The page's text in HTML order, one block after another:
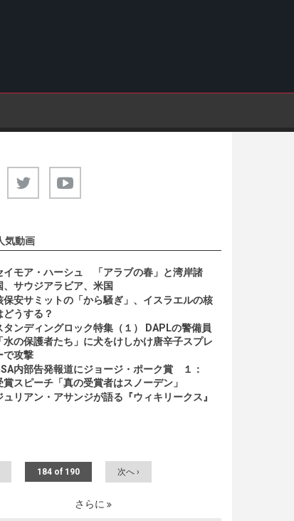
気動画
イモア・ハーシュ 「アラブの春」と湾岸諸
、サウジアラビア、米国
保安サミットの「から騒ぎ」、イスラエルの核
どうする？
タンディングロック特集（１） DAPLの警備員
「水の保護者たち」に犬をけしかけ唐辛子スプレ
で攻撃
内部告発報道にジョージ・ポーク賞 １：
賞スピーチ「真の受賞者はスノーデン」
ュリアン・アサンジが語る『ウィキリークス』
184 of 190 次へ ›
さらに